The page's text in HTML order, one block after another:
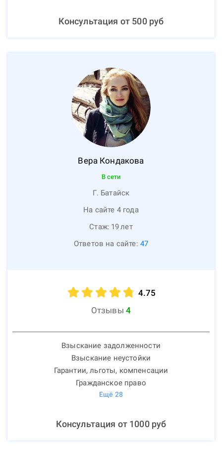
Консультация от 500руб
Вера Кондакова
В сети
Г. Батайск
На сайте 4 года
Стаж: 19лет
Ответов на сайте: 47
4.75
Отзывы 4
Взыскание задолженности
Взыскание неустойки
Гарантии, льготы, компенсации
Гражданское право
Ещё 28
Консультация от 1000руб